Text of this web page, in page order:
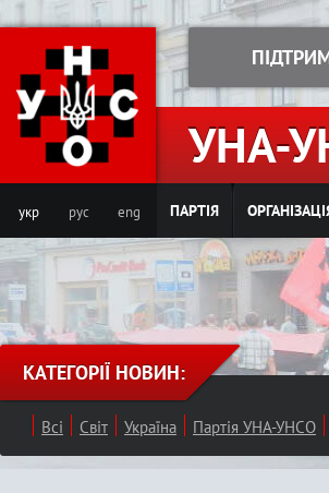
Jump to navigation
УНА-
укр рус eng ПАРТІЯ
КАТЕГОРІЇ НОВИН:
Всі Світ Україна Партія УНА-УНСО